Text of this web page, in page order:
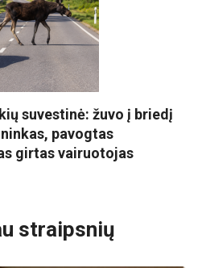
suvestinė: žuvo į briedį
pavogtas
girtas vairuotojas
straipsnių